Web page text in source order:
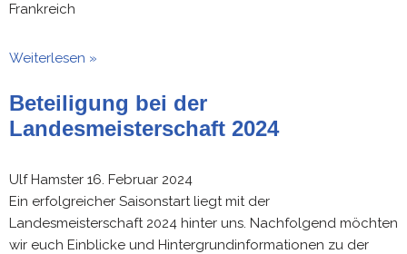
Frankreich
Weiterlesen »
Beteiligung bei der
Landesmeisterschaft 2024
Ulf Hamster 16. Februar 2024
Ein erfolgreicher Saisonstart liegt mit der
Landesmeisterschaft 2024 hinter uns. Nachfolgend möchten
wir euch Einblicke und Hintergrundinformationen zu der